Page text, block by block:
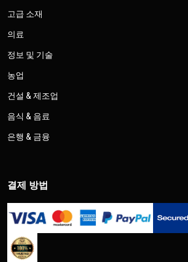
고급 소재
의료
정보 및 기술
농업
건설 & 제조업
음식 & 음료
은행 & 금융
결제 방법